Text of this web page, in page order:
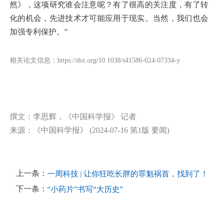
然》，这项研究谁会注意呢？有了很高的关注度，有了转
化的机会，先进技术才可能应用于现实。当然，我们也会
加强专利保护。”
相关论文信息：https://doi.org/10.1038/s41586-024-07334-y
撰文：李思辉，《中国科学报》 记者
来源：《中国科学报》 (2024-07-16 第1版 要闻)
上一条： 一周科技 | 让你狂吃长胖的罪魁祸首，找到了！
下一条： “小药片”书写“大历史”